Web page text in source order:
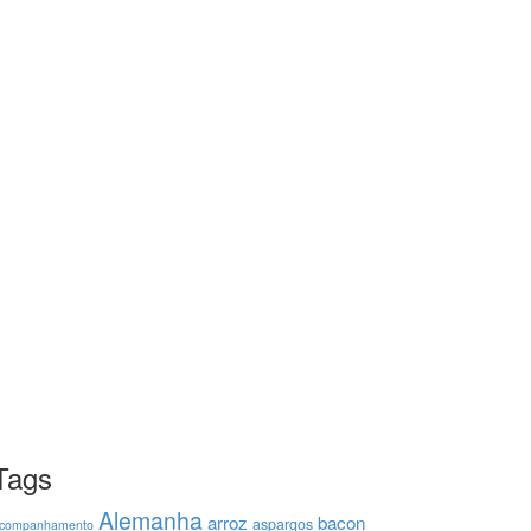
Alemanhaarroz aspargos bacon